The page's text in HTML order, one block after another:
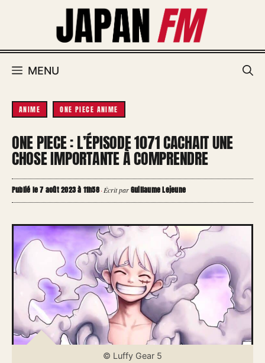
MENU
ANIME ONE PIECE ANIME
ONE PIECE : L’ÉPISODE 1071 CACHAIT UNE
CHOSE IMPORTANTE À COMPRENDRE
Publié le 7 août 2023 à 11h58·Écrit parGuillaume Lejeune
© Luffy Gear 5